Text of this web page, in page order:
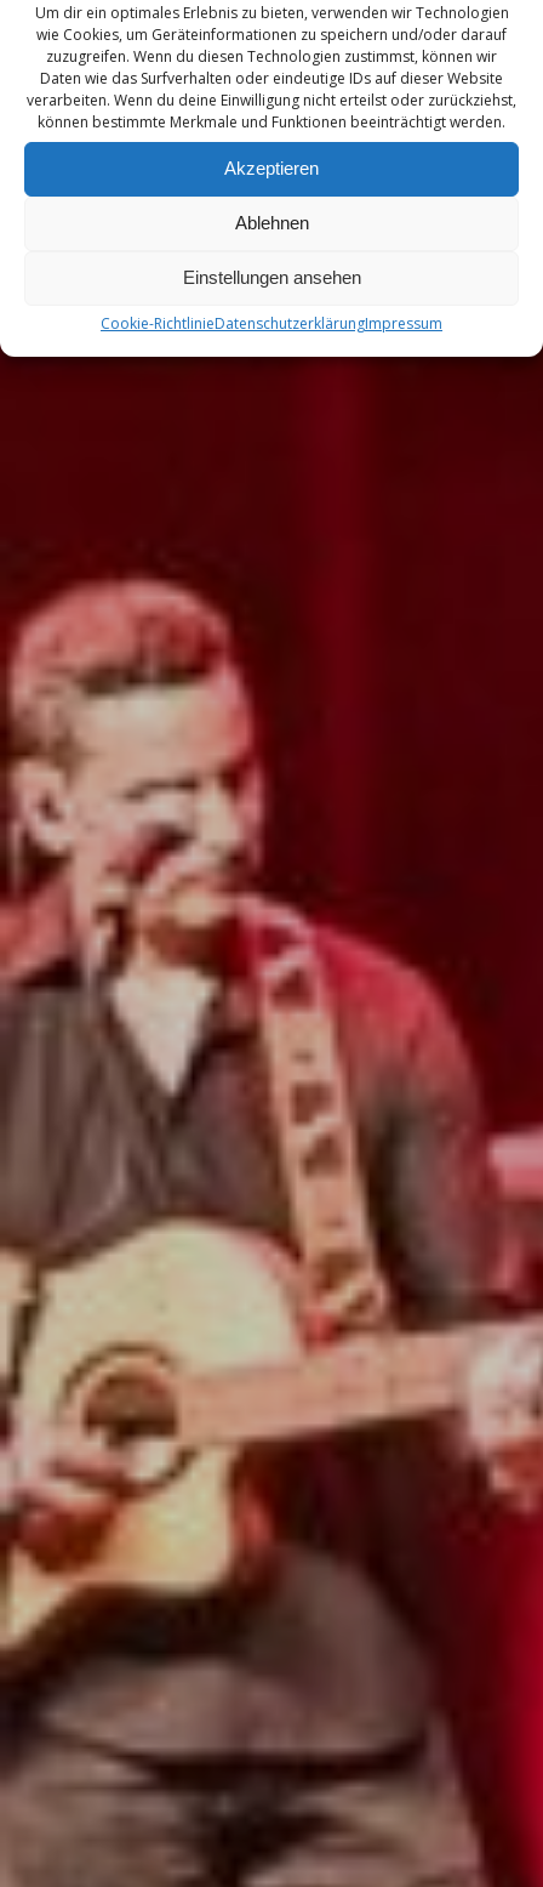
Um dir ein optimales Erlebnis zu bieten, verwenden wir Technologien
wie Cookies, um Geräteinformationen zu speichern und/oder darauf
zuzugreifen. Wenn du diesen Technologien zustimmst, können wir
Daten wie das Surfverhalten oder eindeutige IDs auf dieser Website
verarbeiten. Wenn du deine Einwilligung nicht erteilst oder zurückziehst,
können bestimmte Merkmale und Funktionen beeinträchtigt werden.
Akzeptieren
Ablehnen
Einstellungen ansehen
Cookie-RichtlinieDatenschutzerklärungImpressum